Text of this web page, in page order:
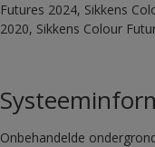
Futures 2024, Sikkens
2020, Sikkens Colour
Onbehandelde